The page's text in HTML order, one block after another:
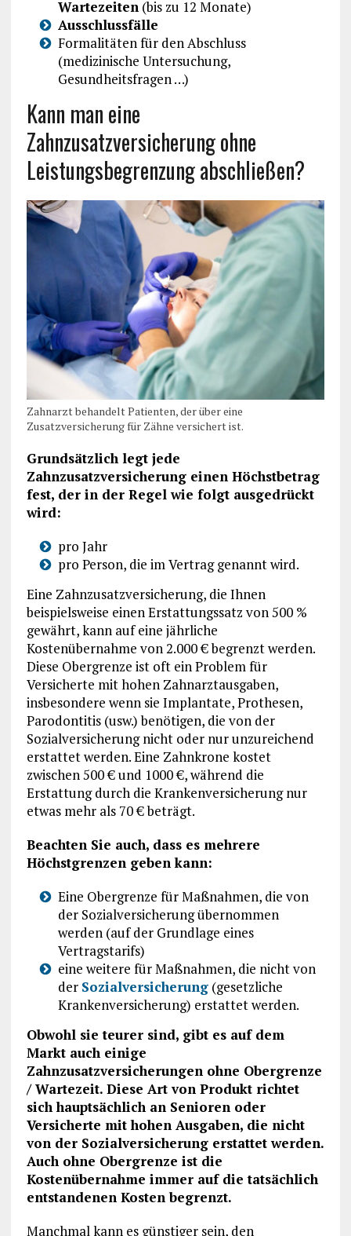
Wartezeiten(bis zu 12 Monate)
Ausschlussfälle
Formalitäten für den Abschluss
(medizinische Untersuchung,
Gesundheitsfragen …)
Kann man eine
Zahnzusatzversicherung ohne
Leistungsbegrenzung abschließen?
Zahnarzt behandelt Patienten, der über eine
Zusatzversicherung für Zähne versichert ist.
Grundsätzlich legt jede
Zahnzusatzversicherung einen Höchstbetrag
fest, der in der Regel wie folgt ausgedrückt
wird:
pro Jahr
pro Person, die im Vertrag genannt wird.
Eine Zahnzusatzversicherung, die Ihnen
beispielsweise einen Erstattungssatz von 500 %
gewährt, kann auf eine jährliche
Kostenübernahme von 2.000 € begrenzt werden.
Diese Obergrenze ist oft ein Problem für
Versicherte mit hohen Zahnarztausgaben,
insbesondere wenn sie Implantate, Prothesen,
Parodontitis (usw.) benötigen, die von der
Sozialversicherung nicht oder nur unzureichend
erstattet werden. Eine Zahnkrone kostet
zwischen 500 € und 1000 €, während die
Erstattung durch die Krankenversicherung nur
etwas mehr als 70 € beträgt.
Beachten Sie auch, dass es mehrere
Höchstgrenzen geben kann:
Eine Obergrenze für Maßnahmen, die von
der Sozialversicherung übernommen
werden (auf der Grundlage eines
Vertragstarifs)
eine weitere für Maßnahmen, die nicht von
der Sozialversicherung(gesetzliche
Krankenversicherung) erstattet werden.
Obwohl sie teurer sind, gibt es auf dem
Markt auch einige
Zahnzusatzversicherungen ohne Obergrenze
/ Wartezeit. Diese Art von Produkt richtet
sich hauptsächlich an Senioren oder
Versicherte mit hohen Ausgaben, die nicht
von der Sozialversicherung erstattet werden.
Auch ohne Obergrenze ist die
Kostenübernahme immer auf die tatsächlich
entstandenen Kosten begrenzt.
Manchmal kann es günstiger sein, den